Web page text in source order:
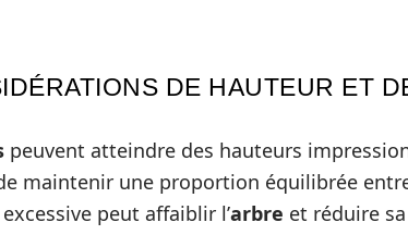
DE HAUTEUR ET
peuvent atteindre des hauteurs
maintenir une proportion équilibrée
excessive peut affaiblir l’arbre et réduire